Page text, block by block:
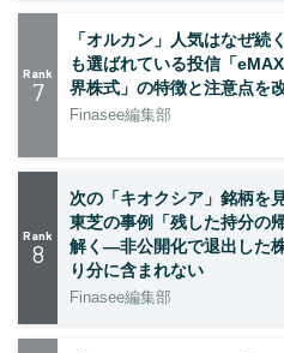
Rank
7
「オルカン」人気はなぜ続
も選ばれている投信「
界株式」の特徴と注意点を
Finasee編集部
Rank
8
次の「キオクシア」銘柄を
東芝の事例「残した持分の
解く—非公開化で退出した
り分に含まれない
Finasee編集部